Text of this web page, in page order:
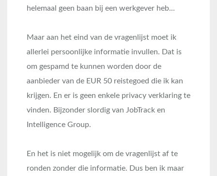
helemaal geen baan bij een werkgever heb…
Maar aan het eind van de vragenlijst moet ik
allerlei persoonlijke informatie invullen. Dat is
om gespamd te kunnen worden door de
aanbieder van de EUR 50 reistegoed die ik kan
krijgen. En er is geen enkele privacy verklaring te
vinden. Bijzonder slordig van JobTrack en
Intelligence Group.
En het is niet mogelijk om de vragenlijst af te
ronden zonder die informatie. Dus ben ik maar